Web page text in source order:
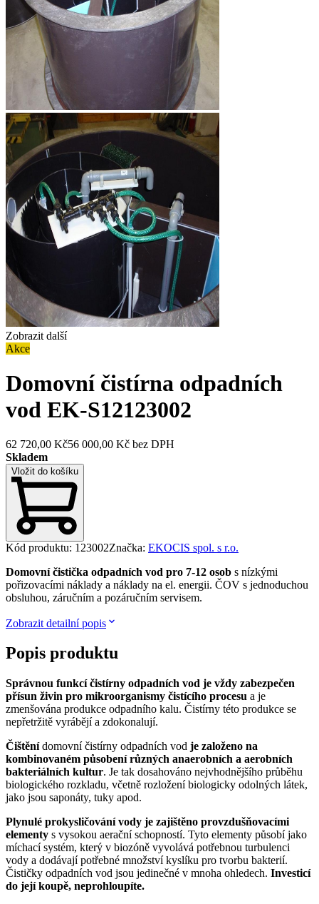
Zobrazit další
Akce
Domovní čistírna odpadních
vod EK-S12123002
62 720,00 Kč56 000,00 Kč bez DPH
Skladem
Vložit do košíku
Kód produktu: 123002Značka: EKOCIS spol. s r.o.
Domovní čistička odpadních vod pro 7-12 osob s nízkými
pořizovacími náklady a náklady na el. energii. ČOV s jednoduchou
obsluhou, záručním a pozáručním servisem.
Zobrazit detailní popis
Popis produktu
Správnou funkcí čistírny odpadních vod je vždy zabezpečen
přísun živin pro mikroorganismy čistícího procesu a je
zmenšována produkce odpadního kalu. Čistírny této produkce se
nepřetržitě vyrábějí a zdokonalují.
Čištěnídomovní čistírny odpadních vod je založeno na
kombinovaném působení různých anaerobních a aerobních
bakteriálních kultur. Je tak dosahováno nejvhodnějšího průběhu
biologického rozkladu, včetně rozložení biologicky odolných látek,
jako jsou saponáty, tuky apod.
Plynulé prokysličování vody je zajištěno provzdušňovacími
elementy s vysokou aerační schopností. Tyto elementy působí jako
míchací systém, který v biozóně vyvolává potřebnou turbulenci
vody a dodávají potřebné množství kyslíku pro tvorbu bakterií.
Čističky odpadních vod jsou jedinečné v mnoha ohledech. Investicí
do její koupě, neprohloupíte.